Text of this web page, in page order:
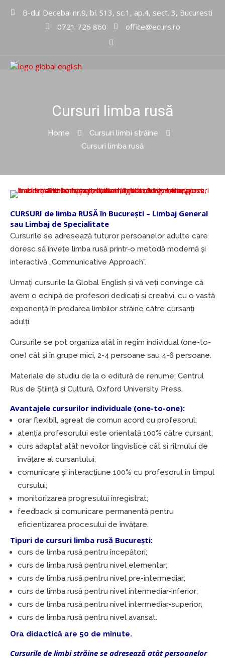
B-dul Decebal nr.9, bl. S13, sc.1, ap.4, sect. 3, Bucuresti
0721 726 860
office@ecurs.ro
Cursuri limba rusă
Home
Cursuri limbi străine
Cursuri limba rusă
CURSURI de limba RUSĂ în București – Limbaj General
sau Limbaj de Specialitate
Cursurile se adresează tuturor persoanelor adulte care
doresc să învețe limba rusă printr-o metodă modernă și
interactivă „Communicative Approach”.
Urmați cursurile la Global English și vă veți convinge că
avem o echipă de profesori dedicați și creativi, cu o vastă
experiență în predarea limbilor străine către cursanți
adulți.
Cursurile se pot organiza atât în regim individual (one-to-
one) cât și în grupe mici, 2-4 persoane sau 4-6 persoane.
Materiale de studiu de la o editură de renume: Centrul
Rus de Știință și Cultură, Oxford University Press.
Avantajele cursurilor individuale (one-to-one):
orar flexibil, agreat de comun acord cu profesorul;
atenția profesorului este orientată 100% către cursant;
curs adaptat atât nevoilor lingvistice cât si ritmului de
învățare al cursantului;
comunicare și interacțiune 100% cu profesorul în timpul
cursului;
monitorizarea progresului înregistrat;
feedback și comunicare permanentă pentru
eficientizarea procesului de învățare.
Tipuri de cursuri limba rusă București:
curs de limba rusă pentru începători;
curs de limba rusă pentru nivel elementar;
curs de limba rusă pentru nivel pre-intermediar;
curs de limba rusă pentru nivel intermediar-inferior;
curs de limba rusă pentru nivel intermediar-superior;
curs de limba rusă pentru nivel avansat.
Ora didactică are 50 de minute.
Cursurile de limbi străine se adresează atât persoanelor